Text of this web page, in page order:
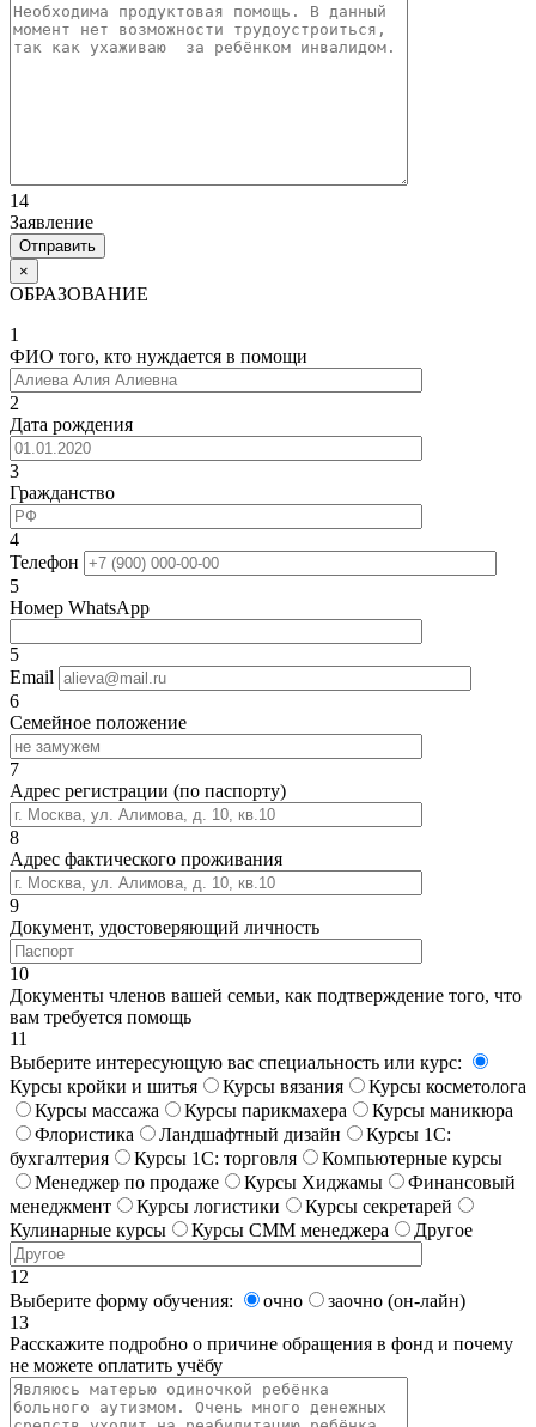
14
Заявление
×
ОБРАЗОВАНИЕ
1
ФИО того, кто нуждается в помощи
2
Дата рождения
3
Гражданство
4
Телефон
5
Номер WhatsApp
5
Email
6
Семейное положение
7
Адрес регистрации (по паспорту)
8
Адрес фактического проживания
9
Документ, удостоверяющий личность
10
Документы членов вашей семьи, как подтверждение того, что
вам требуется помощь
11
Выберите интересующую вас специальность или курс:
Курсы кройки и шитья
Курсы вязания
Курсы косметолога
Курсы массажа
Курсы парикмахера
Курсы маникюра
Флористика
Ландшафтный дизайн
Курсы 1С:
бухгалтерия
Курсы 1С: торговля
Компьютерные курсы
Менеджер по продаже
Курсы Хиджамы
Финансовый
менеджмент
Курсы логистики
Курсы секретарей
Кулинарные курсы
Курсы СММ менеджера Другое
12
Выберите форму обучения:
очно
заочно (он-лайн)
13
Расскажите подробно о причине обращения в фонд и почему
не можете оплатить учёбу